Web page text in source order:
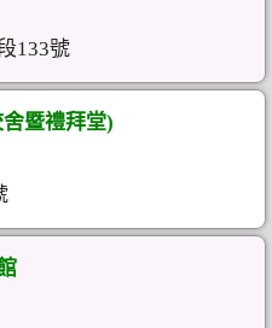
133號
暨禮拜堂)